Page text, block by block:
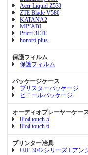
Acer Liquid Z530
ZTE Blade V580
KATANA2
MIYABI
Priori 3LTE
honor6 plus
保護フィルム
保護フィルム
パッケージケース
ブリスターパッケージ
ビニールパッケージ
オーディオプレーヤーケース
iPod touch 5
iPod touch 6
プリンター冶具
UJF-3042シリーズ Lアン